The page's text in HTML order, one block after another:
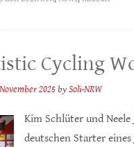
Cycling
2025 bySoli-NRW
Kim Schlüter und
deutschen Starter